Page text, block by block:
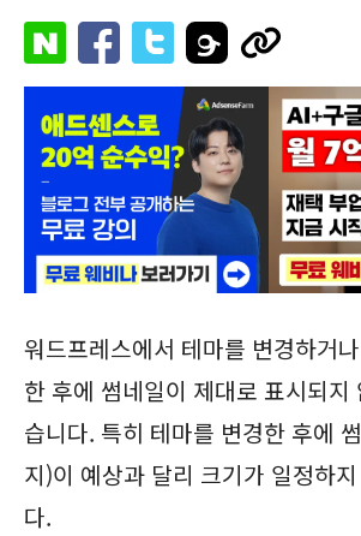
워드프레스에서 테마를 변경하거
한 후에 썸네일이 제대로 표시되지
습니다. 특히 테마를 변경한 후에
지)이 예상과 달리 크기가 일정하
다.